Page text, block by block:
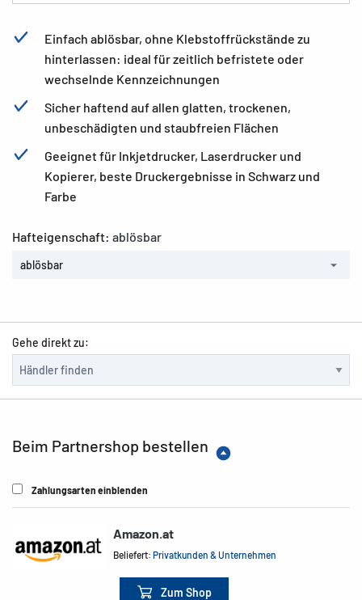
Einfach ablösbar, ohne Klebstoffrückstände zu
hinterlassen: ideal für zeitlich befristete oder
wechselnde Kennzeichnungen
Sicher haftend auf allen glatten, trockenen,
unbeschädigten und staubfreien Flächen
Geeignet für Inkjetdrucker, Laserdrucker und
Kopierer, beste Druckergebnisse in Schwarz und
Farbe
Hafteigenschaft: ablösbar
ablösbar
Gehe direkt zu:
Beim Partnershop bestellen
Zahlungsarten einblenden
Amazon.at
Beliefert:Privatkunden & Unternehmen
Zum Shop